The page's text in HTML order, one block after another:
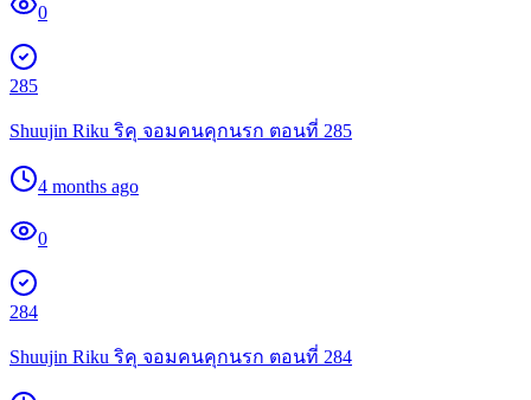
0
285
Shuujin Riku ริคุ จอมคนคุกนรก ตอนที่ 285
4 months ago
0
284
Shuujin Riku ริคุ จอมคนคุกนรก ตอนที่ 284